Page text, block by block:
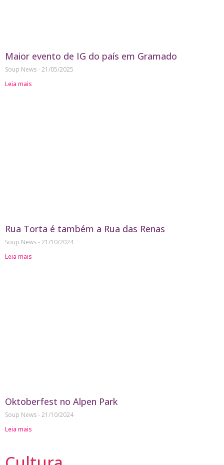
Maior evento de IG do país em Gramado
Soup News 21/05/2025
Leia mais
Rua Torta é também a Rua das Renas
Soup News 21/10/2024
Leia mais
Oktoberfest no Alpen Park
Soup News 21/10/2024
Leia mais